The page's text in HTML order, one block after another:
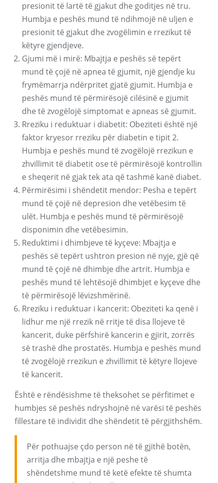
presionit të lartë të gjakut dhe goditjes në tru.
Humbja e peshës mund të ndihmojë në uljen e
presionit të gjakut dhe zvogëlimin e rrezikut të
këtyre gjendjeve.
Gjumi më i mirë: Mbajtja e peshës së tepërt
mund të çojë në apnea të gjumit, një gjendje ku
frymëmarrja ndërpritet gjatë gjumit. Humbja e
peshës mund të përmirësojë cilësinë e gjumit
dhe të zvogëlojë simptomat e apneas së gjumit.
Rreziku i reduktuar i diabetit: Obeziteti është një
faktor kryesor rreziku për diabetin e tipit 2.
Humbja e peshës mund të zvogëlojë rrezikun e
zhvillimit të diabetit ose të përmirësojë kontrollin
e sheqerit në gjak tek ata që tashmë kanë diabet.
Përmirësimi i shëndetit mendor: Pesha e tepërt
mund të çojë në depresion dhe vetëbesim të
ulët. Humbja e peshës mund të përmirësojë
disponimin dhe vetëbesimin.
Reduktimi i dhimbjeve të kyçeve: Mbajtja e
peshës së tepërt ushtron presion në nyje, gjë që
mund të çojë në dhimbje dhe artrit. Humbja e
peshës mund të lehtësojë dhimbjet e kyçeve dhe
të përmirësojë lëvizshmërinë.
Rreziku i reduktuar i kancerit: Obeziteti ka qenë i
lidhur me një rrezik në rritje të disa llojeve të
kancerit, duke përfshirë kancerin e gjirit, zorrës
së trashë dhe prostatës. Humbja e peshës mund
të zvogëlojë rrezikun e zhvillimit të këtyre llojeve
të kancerit.
Është e rëndësishme të theksohet se përfitimet e
humbjes së peshës ndryshojnë në varësi të peshës
fillestare të individit dhe shëndetit të përgjithshëm.
Për pothuajse çdo person në të gjithë botën,
arritja dhe mbajtja e një peshe të
shëndetshme mund të ketë efekte të shumta